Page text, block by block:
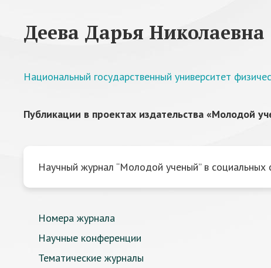
Деева Дарья Николаевна
Национальный государственный университет
Публикации в проектах издательства «Молодой
Научный журнал “Молодой ученый” в социальных
Номера журнала
Научные конференции
Тематические журналы